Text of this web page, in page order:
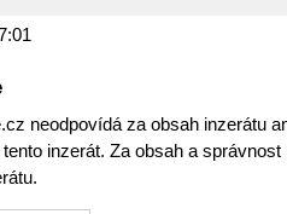
neodpovídá za obsah inzerátu
inzerát. Za obsah a